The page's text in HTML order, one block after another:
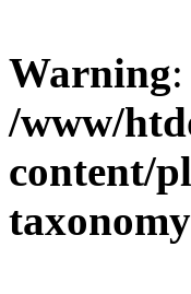
Warning
/www/
content/